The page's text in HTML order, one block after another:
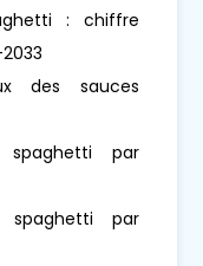
: chiffre
des sauces
par
spaghetti par